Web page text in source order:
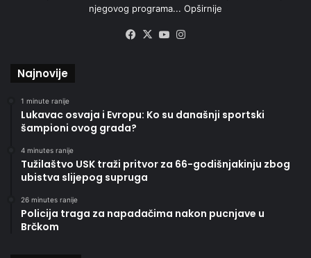
njegovog programa... Opširnije
Facebook
X YouTube
Najnovije
1 minute ranije
Lukavac osvaja i Evropu: Ko su današnji sportski
šampioni ovog grada?
4 minutes ranije
Tužilaštvo USK traži pritvor za 66-godišnjakinju zbog
ubistva slijepog supruga
26 minutes ranije
Policija traga za napadačima nakon pucnjave u
Brčkom